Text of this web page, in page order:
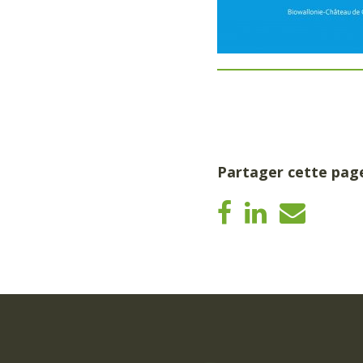
Partager cette